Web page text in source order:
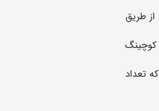
طریق
کوچینگ
تعداد